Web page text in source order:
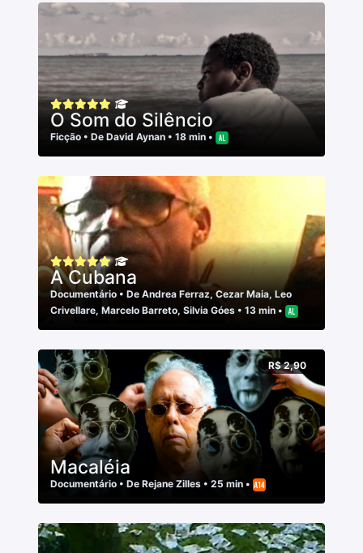
O Som do Silêncio
Ficção • De David Aynan • 18 min •
A Cubana
Documentário • De Andrea Ferraz, Cezar Maia, Leo
Crivellare, Marcelo Barreto, Silvia Góes • 13 min •
R$ 2,90
Macaléia
Documentário • De Rejane Zilles • 25 min •